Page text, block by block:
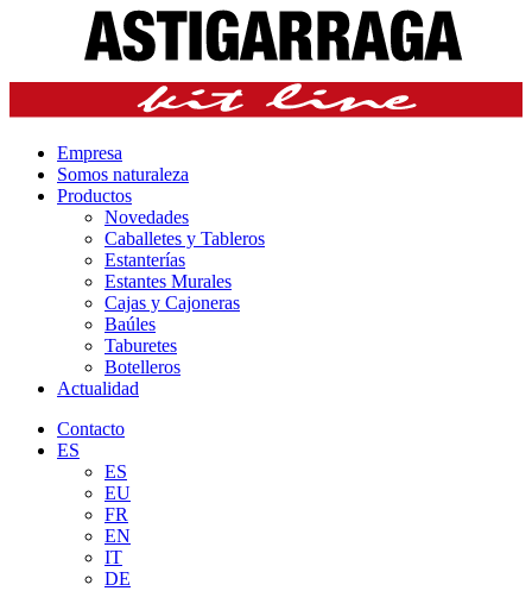
Empresa
Somos naturaleza
Productos
Novedades
Caballetes y Tableros
Estanterías
Estantes Murales
Cajas y Cajoneras
Baúles
Taburetes
Botelleros
Actualidad
Contacto
ES
ES
EU
FR
EN
IT
DE